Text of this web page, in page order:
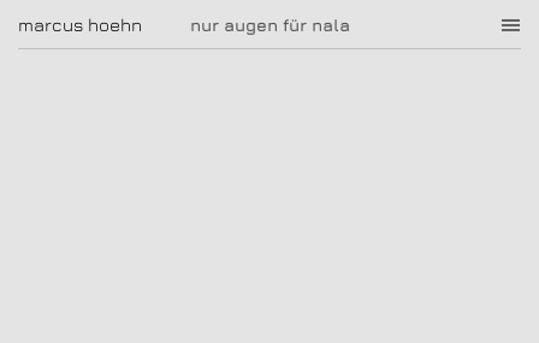
nur augen für nala
marcus hoehn marcus hoehn
|